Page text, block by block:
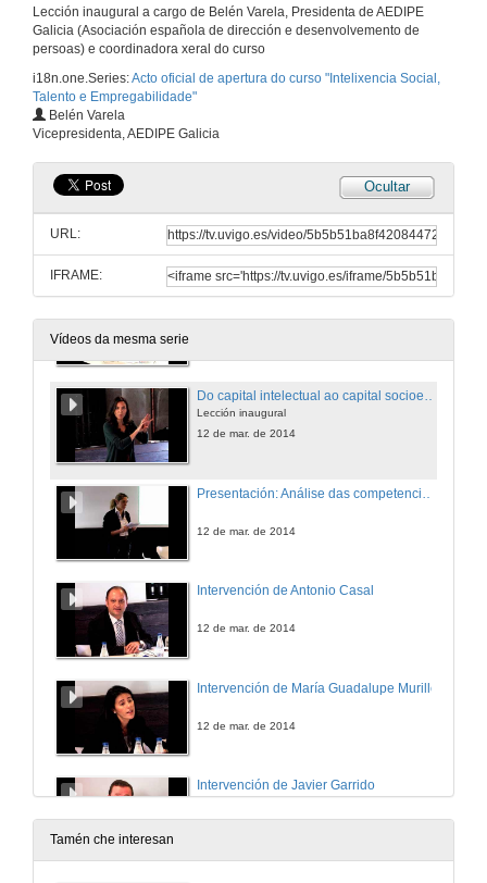
Lección inaugural a cargo de Belén Varela, Presidenta de AEDIPE
Galicia (Asociación española de dirección e desenvolvemento de
persoas) e coordinadora xeral do curso
i18n.one.Series:Acto oficial de apertura do curso "Intelixencia Social,
Talento e Empregabilidade"
Belén Varela
Vicepresidenta, AEDIPE Galicia
Ocultar
URL:
IFRAME:
Vídeos da mesma serie
Apertura: Antonia Blanco
12 de mar. de 2014
Apertura: Ernesto Pedrosa
Do capital intelectual ao capital socioemocional
Lección inaugural
12 de mar. de 2014
12 de mar. de 2014
Intervención de Antonio Casal
12 de mar. de 2014
Intervención de María Guadalupe Murillo
12 de mar. de 2014
Intervención de Javier Garrido
12 de mar. de 2014
Tamén che interesan